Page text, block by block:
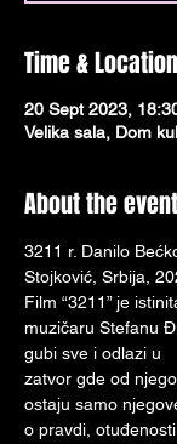
Time & Location
20 Sept 2023,
Velika sala, Dom
About the event
3211 r. Danilo
Stojković, Srbija,
Film “3211” je
muzičaru Stefanu
gubi sve i odlazi u
zatvor gde od
ostaju samo
o pravdi, otuđenosti,